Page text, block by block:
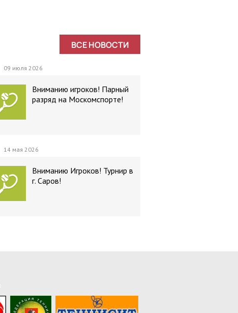
ВСЕ НОВОСТИ
09 июля 2026
Вниманию игроков! Парный
разряд на Москомспорте!
14 мая 2026
Вниманию Игроков! Турнир в
г. Саров!